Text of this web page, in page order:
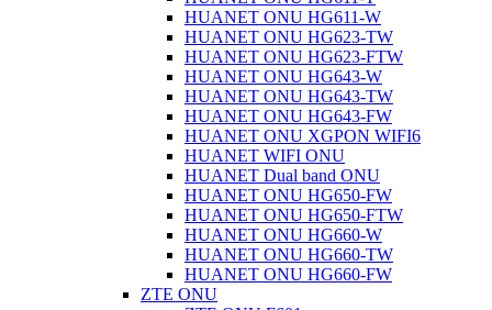
HUANET ONU HG611-W
HUANET ONU HG623-TW
HUANET ONU HG623-FTW
HUANET ONU HG643-W
HUANET ONU HG643-TW
HUANET ONU HG643-FW
HUANET ONU XGPON WIFI6
HUANET WIFI ONU
HUANET Dual band ONU
HUANET ONU HG650-FW
HUANET ONU HG650-FTW
HUANET ONU HG660-W
HUANET ONU HG660-TW
HUANET ONU HG660-FW
ZTE ONU